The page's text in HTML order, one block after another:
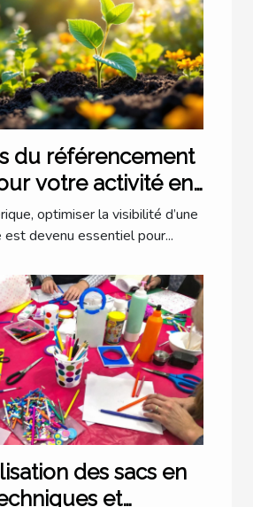
du référencement
votre activité en
optimiser la visibilité d’une
devenu essentiel pour...
des sacs en
et